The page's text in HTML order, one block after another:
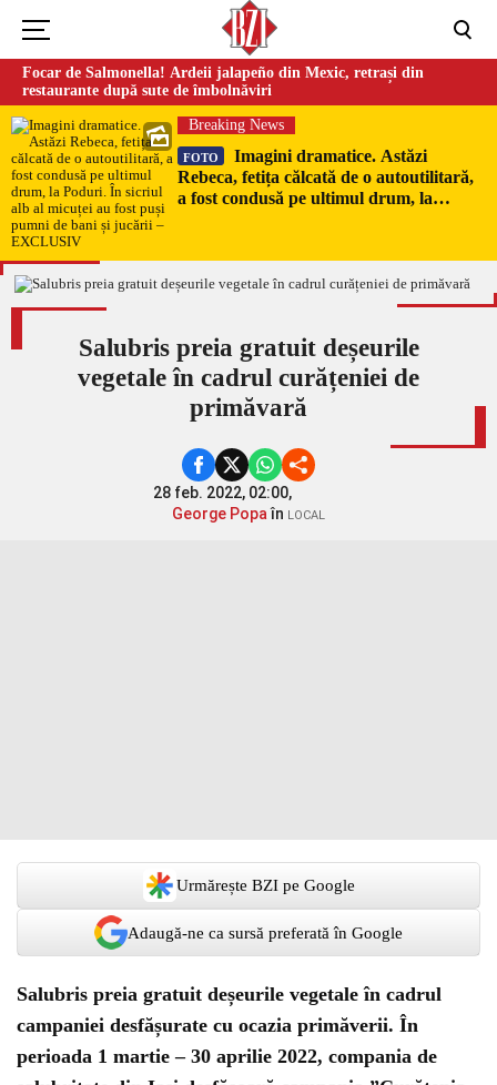
Focar de Salmonella! Ardeii jalapeño din Mexic, retrași din
restaurante după sute de îmbolnăviri
Breaking News
FOTO
Imagini dramatice. Astăzi
Rebeca, fetița călcată de o autoutilitară,
a fost condusă pe ultimul drum, la
EXCLUSIV
Salubris preia gratuit deșeurile
vegetale în cadrul curățeniei de
primăvară
28 feb. 2022, 02:00,
George Popaîn LOCAL
Urmărește BZI pe Google
Adaugă-ne ca sursă preferată în Google
Salubris preia gratuit deșeurile vegetale în cadrul
campaniei desfășurate cu ocazia primăverii. În
perioada 1 martie – 30 aprilie 2022, compania de